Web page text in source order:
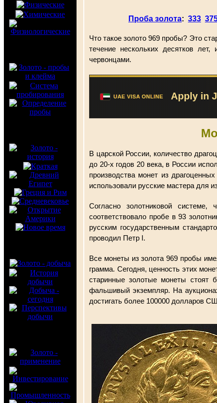
Проба золота: 333
Что такое золото 969 пробы? Это
течение нескольких десятков
червонцами.
В царской России, количество
до 20-х годов 20 века, в России
производства монет из
использовали русские мастера для
Согласно золотниковой
соответствовало пробе в 93
русским государственным
проводил Петр I.
Все монеты из золота 969 пробы
грамма. Сегодня, ценность этих
старинные золотые монеты стоят
фальшивый экземпляр. На
достигать более 100000 долларов